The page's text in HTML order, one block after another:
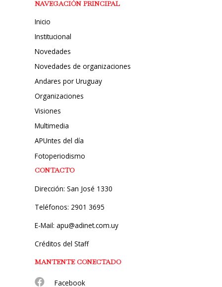
NAVEGACIÓN PRINCIPAL
Inicio
Institucional
Novedades
Novedades de organizaciones
Andares por Uruguay
Organizaciones
Visiones
Multimedia
APUntes del día
Fotoperiodismo
CONTACTO
Dirección: San José 1330
Teléfonos: 2901 3695
E-Mail: apu@adinet.com.uy
Créditos del Staff
MANTENTE CONECTADO
Facebook